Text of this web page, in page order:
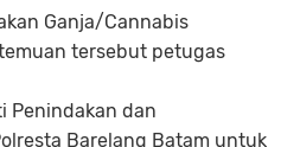
Ganja/Cannabis
tersebut petugas
Penindakan dan
Barelang Batam untuk